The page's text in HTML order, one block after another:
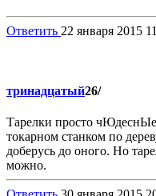
Ответить 22 января 2015
тринадцатый26/
Тарелки просто
токарном станком по
доберусь до оного. Но
можно.